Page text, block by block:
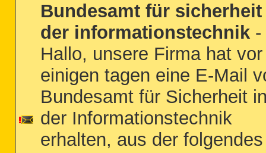
Bundesamt für
der informationstechnik -
Hallo, unsere Firma hat vor
einigen tagen eine E-Mail
Bundesamt für Sicherheit
der Informationstechnik
erhalten, aus der folgendes